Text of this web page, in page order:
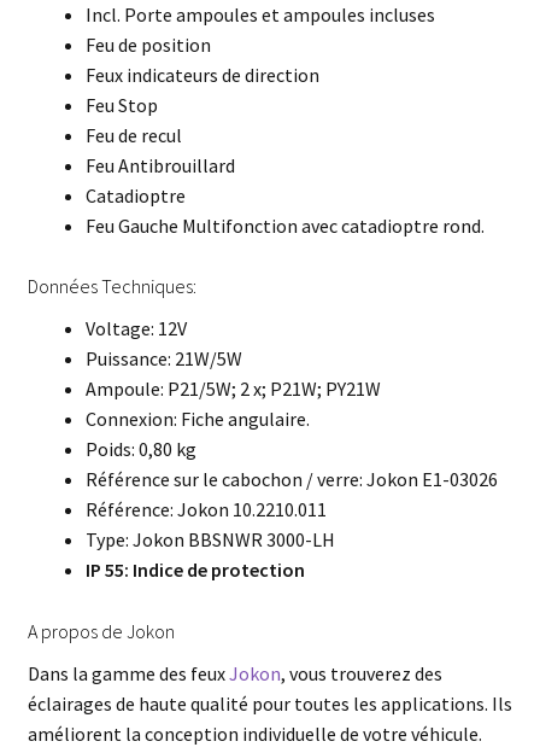
Incl. Porte ampoules et ampoules incluses
Feu de position
Feux indicateurs de direction
Feu Stop
Feu de recul
Feu Antibrouillard
Catadioptre
Feu Gauche Multifonction avec catadioptre rond.
Données Techniques:
Voltage: 12V
Puissance: 21W/5W
Ampoule: P21/5W; 2 x; P21W; PY21W
Connexion: Fiche angulaire.
Poids: 0,80 kg
Référence sur le cabochon / verre: Jokon E1-03026
Référence: Jokon 10.2210.011
Type: Jokon BBSNWR 3000-LH
IP 55: Indice de protection
A propos de Jokon
Dans la gamme des feuxJokon, vous trouverez des
éclairages de haute qualité pour toutes les applications. Ils
améliorent la conception individuelle de votre véhicule.